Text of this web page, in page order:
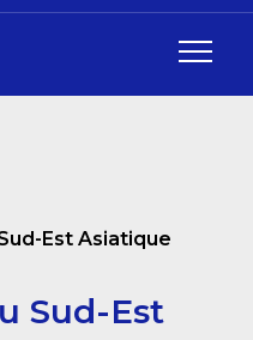
Est Asiatique
Sud-Est